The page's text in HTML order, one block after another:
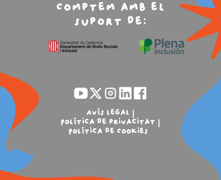
Comptem amb el
suport de:
Avís legal
Política de privacitat
Política de Cookies